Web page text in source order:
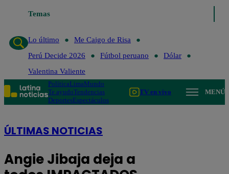
Temas
Lo último
Me Caigo de Risa
Perú Decide 2026
Fútbol peruano
Dólar
Valentina Valiente
PolíticaLimaMundo
Te ayudoTendencias
DeportesEspectáculos
TV en vivo MENÚ
ÚLTIMAS NOTICIAS
Angie Jibaja deja a